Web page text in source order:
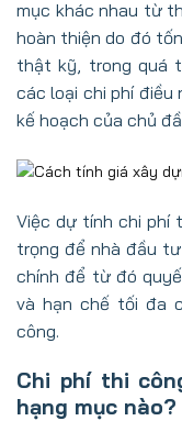
mục khác nhau từ
hoàn thiện do đó
thật kỹ, trong quá
các loại chi phí
kế hoạch của chủ
Việc dự tính chi phí
trọng để nhà đầu
chính để từ đó
và hạn chế tối đa
công.
Chi phí thi
hạng mục nào?